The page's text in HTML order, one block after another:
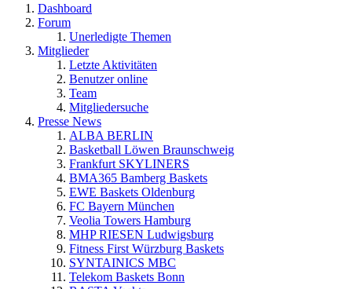
Dashboard
Forum
Unerledigte Themen
Mitglieder
Letzte Aktivitäten
Benutzer online
Team
Mitgliedersuche
Presse News
ALBA BERLIN
Basketball Löwen Braunschweig
Frankfurt SKYLINERS
BMA365 Bamberg Baskets
EWE Baskets Oldenburg
FC Bayern München
Veolia Towers Hamburg
MHP RIESEN Ludwigsburg
Fitness First Würzburg Baskets
SYNTAINICS MBC
Telekom Baskets Bonn